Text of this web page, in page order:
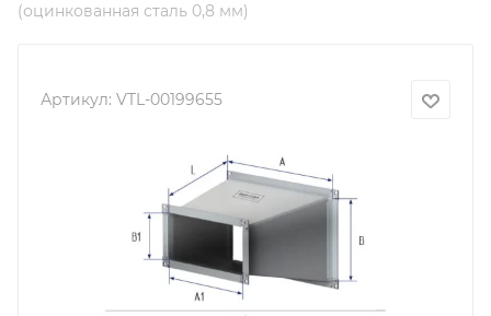
(оцинкованная сталь 0,8 мм)
Артикул: VTL-00199655